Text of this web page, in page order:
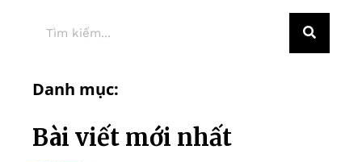
Danh mục:
Bài viết mới nhất